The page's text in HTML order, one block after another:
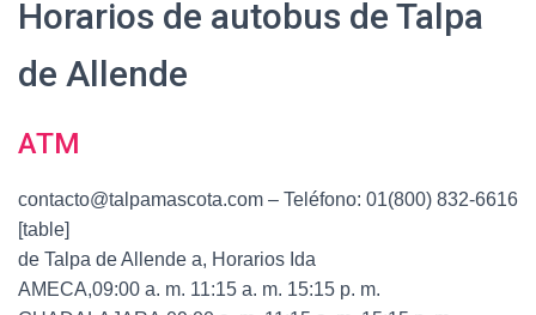
Horarios de autobus de Talpa
de Allende
ATM
contacto@talpamascota.com – Teléfono: 01(800) 832-6616
[table]
de Talpa de Allende a, Horarios Ida
AMECA,09:00 a. m. 11:15 a. m. 15:15 p. m.